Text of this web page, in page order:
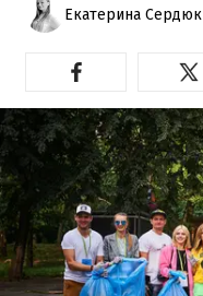
Екатерина Сердюк